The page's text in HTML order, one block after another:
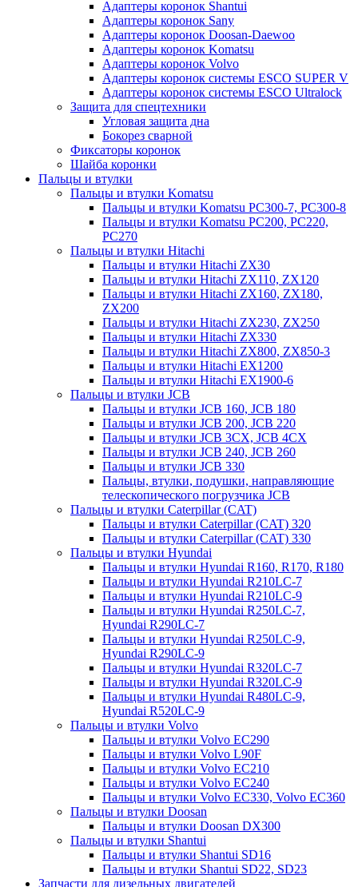
Адаптеры коронок Shantui
Адаптеры коронок Sany
Адаптеры коронок Doosan-Daewoo
Адаптеры коронок Komatsu
Адаптеры коронок Volvo
Адаптеры коронок системы ESCO SUPER V
Адаптеры коронок системы ESCO Ultralock
Защита для спецтехники
Угловая защита дна
Бокорез сварной
Фиксаторы коронок
Шайба коронки
Пальцы и втулки
Пальцы и втулки Komatsu
Пальцы и втулки Komatsu PC300-7, PC300-8
Пальцы и втулки Komatsu PC200, PC220,
PC270
Пальцы и втулки Hitachi
Пальцы и втулки Hitachi ZX30
Пальцы и втулки Hitachi ZX110, ZX120
Пальцы и втулки Hitachi ZX160, ZX180,
ZX200
Пальцы и втулки Hitachi ZX230, ZX250
Пальцы и втулки Hitachi ZX330
Пальцы и втулки Hitachi ZX800, ZX850-3
Пальцы и втулки Hitachi EX1200
Пальцы и втулки Hitachi EX1900-6
Пальцы и втулки JCB
Пальцы и втулки JCB 160, JCB 180
Пальцы и втулки JCB 200, JCB 220
Пальцы и втулки JCB 3CX, JCB 4CX
Пальцы и втулки JCB 240, JCB 260
Пальцы и втулки JCB 330
Пальцы, втулки, подушки, направляющие
телескопического погрузчика JCB
Пальцы и втулки Caterpillar (CAT)
Пальцы и втулки Caterpillar (CAT) 320
Пальцы и втулки Caterpillar (CAT) 330
Пальцы и втулки Hyundai
Пальцы и втулки Hyundai R160, R170, R180
Пальцы и втулки Hyundai R210LC-7
Пальцы и втулки Hyundai R210LC-9
Пальцы и втулки Hyundai R250LC-7,
Hyundai R290LC-7
Пальцы и втулки Hyundai R250LC-9,
Hyundai R290LC-9
Пальцы и втулки Hyundai R320LC-7
Пальцы и втулки Hyundai R320LC-9
Пальцы и втулки Hyundai R480LC-9,
Hyundai R520LC-9
Пальцы и втулки Volvo
Пальцы и втулки Volvo EC290
Пальцы и втулки Volvo L90F
Пальцы и втулки Volvo EC210
Пальцы и втулки Volvo EC240
Пальцы и втулки Volvo EC330, Volvo EC360
Пальцы и втулки Doosan
Пальцы и втулки Doosan DX300
Пальцы и втулки Shantui
Пальцы и втулки Shantui SD16
Пальцы и втулки Shantui SD22, SD23
Запчасти для дизельных двигателей